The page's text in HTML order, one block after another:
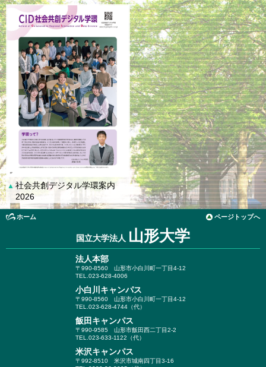
▲ 社会共創デジタル学環案内
2026
ホーム ページトップへ
国立大学法人 山形大学
法人本部
〒990-8560 山形市小白川町一丁目4-12
TEL.023-628-4006
小白川キャンパス
〒990-8560 山形市小白川町一丁目4-12
TEL.023-628-4744（代）
飯田キャンパス
〒990-9585 山形市飯田西二丁目2-2
TEL.023-633-1122（代）
米沢キャンパス
〒992-8510 米沢市城南四丁目3-16